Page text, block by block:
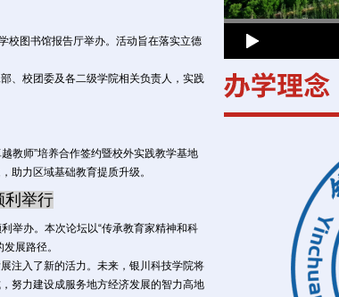
图书馆报告厅举办。活动旨在落实立德
、校团委及各二级学院相关负责人，实践
教师”培养合作签约暨校外实践教学基地
助力区域基础教育提质升级。
利举行
举办。本次论坛以“传承教育家精神和科
展路径。
注入了新的活力。未来，银川科技学院将
努力建设成服务地方经济发展的智力高地